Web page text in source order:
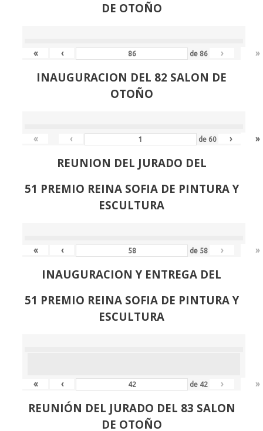
DE OTOÑO
« ‹ de 86 › »
INAUGURACION DEL 82 SALON DE
OTOÑO
« ‹ de 60 › »
REUNION DEL JURADO DEL
51 PREMIO REINA SOFIA DE PINTURA Y
ESCULTURA
« ‹ de 58 › »
INAUGURACION Y ENTREGA DEL
51 PREMIO REINA SOFIA DE PINTURA Y
ESCULTURA
« ‹ de 42 › »
REUNIÓN DEL JURADO DEL 83 SALON
DE OTOÑO